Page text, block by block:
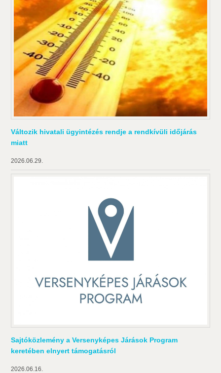
Változik hivatali ügyintézés rendje a rendkívüli időjárás
miatt
2026.06.29.
Sajtóközlemény a Versenyképes Járások Program
keretében elnyert támogatásról
2026.06.16.